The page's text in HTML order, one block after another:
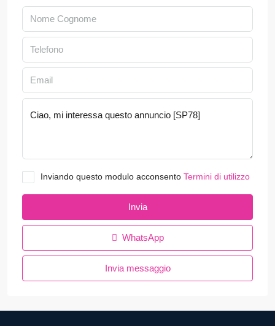
Inviando questo modulo acconsento Termini di utilizzo
Invia
WhatsApp
Invia messaggio